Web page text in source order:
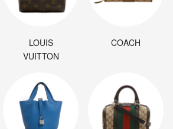
LOUIS
VUITTON
COACH